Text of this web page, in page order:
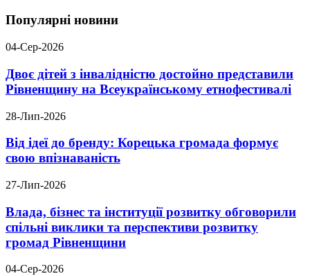
Популярні новини
04-Сер-2026
Двоє дітей з інвалідністю достойно представили
Рівненщину на Всеукраїнському етнофестивалі
28-Лип-2026
Від ідеї до бренду: Корецька громада формує
свою впізнаваність
27-Лип-2026
Влада, бізнес та інституції розвитку обговорили
спільні виклики та перспективи розвитку
громад Рівненщини
04-Сер-2026